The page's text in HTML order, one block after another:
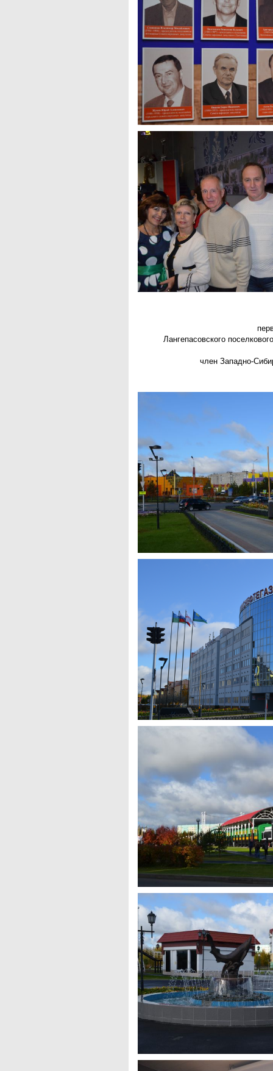
Лангепасовского
член Западно-